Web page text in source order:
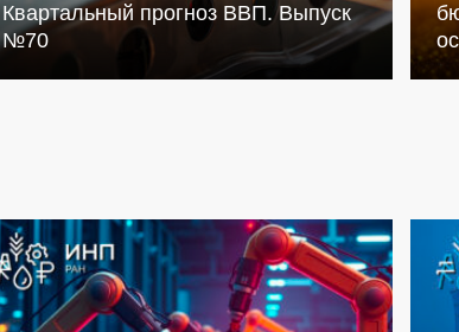
Квартальный прогноз ВВП. Выпуск
№70